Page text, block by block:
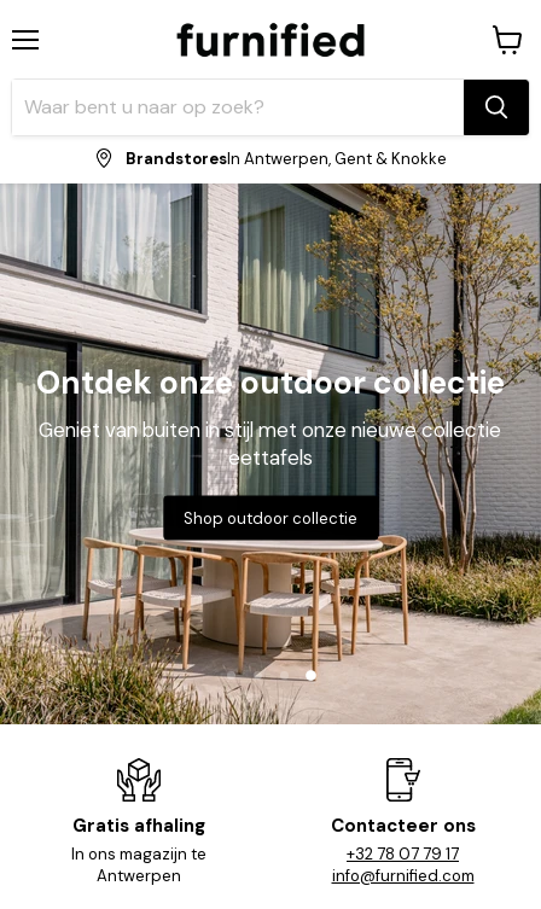
BrandstoresIn Antwerpen, Gent & Knokke
Ontdek onze outdoor collectie
Geniet van buiten in stijl met onze nieuwe collectie
eettafels
Shop outdoor collectie
Dia
1
Dia
2
Dia
3
Dia
4
Gratis afhaling
In ons magazijn te
Antwerpen
Contacteer ons
+32 78 07 79 17
info@furnified.com